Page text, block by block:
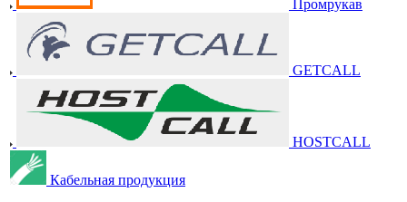
Промрукав
GETCALL
HOSTCALL
Кабельная продукция